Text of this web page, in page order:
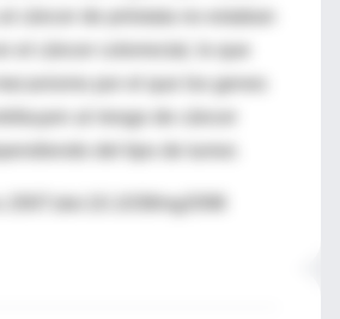
por el que los genes
al riesgo de cáncer
del tipo de tumor.
2007;doi:10.1038/ng2098